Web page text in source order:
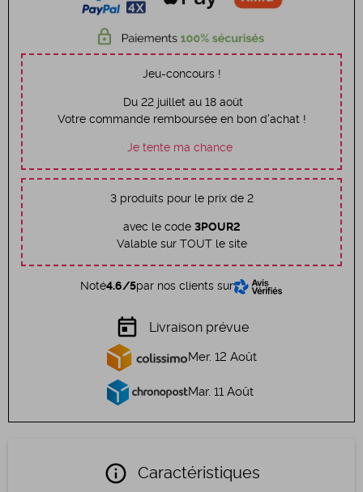
Jeu-concours !
Du 22 juillet au 18 août
Votre commande remboursée en bon d'achat !
Je tente ma chance
3 produits pour le prix de 2
avec le code 3POUR2
Valable sur TOUT le site
Noté4.6/5par nos clients sur
today Livraison prévue
Mer. 12 Août
Mar. 11 Août
info Caractéristiques